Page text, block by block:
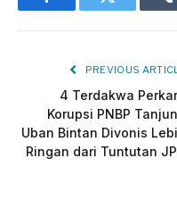
FacebookTwitter
PREVIOUS
4 Terdakwa
Korupsi PNBP
Uban Bintan Divonis
Ringan dari Tuntutan